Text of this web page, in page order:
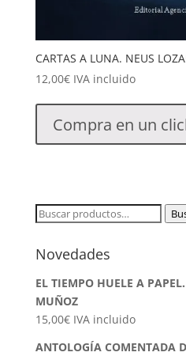
CARTAS A LUNA. NEUS
12,00€ IVA incluido
Compra en un
Buscar
Novedades
EL TIEMPO HUELE A
MUÑOZ
15,00€ IVA incluido
ANTOLOGÍA COMENTADA